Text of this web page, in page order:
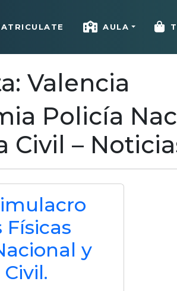
AULA
Valencia
Policía
Civil –
Físicas
y